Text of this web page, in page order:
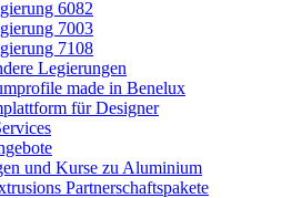
6082
7003
7108
Legierungen
made in Benelux
für Designer
und Kurse zu Aluminium
Partnerschaftspakete